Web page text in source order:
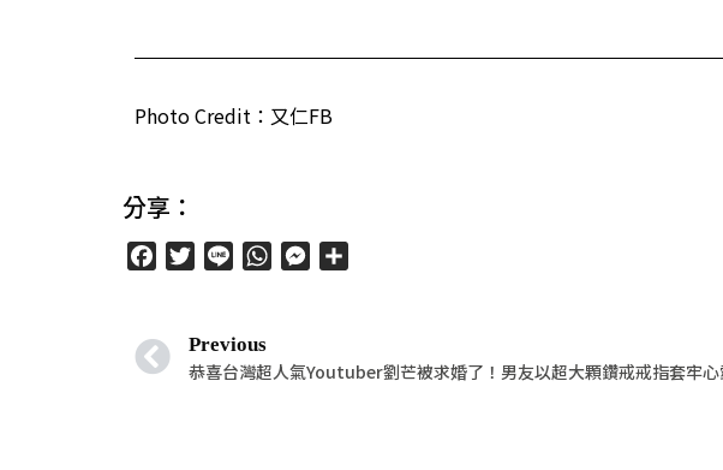
Photo Credit：又仁FB
分享：
FacebookTwitter
Line WhatsAppMessenger
Previous
恭喜台灣超人氣Youtuber劉芒被求婚了！男友以超大顆鑽戒戒指套牢